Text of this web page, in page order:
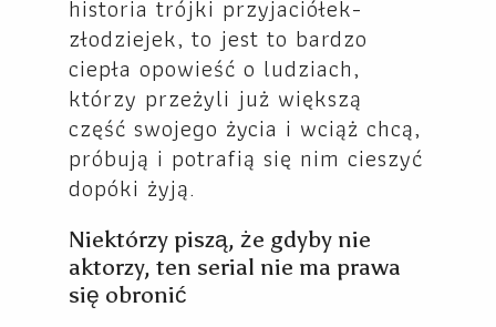
historia trójki przyjaciółek-
złodziejek, to jest to bardzo
ciepła opowieść o ludziach,
którzy przeżyli już większą
część swojego życia i wciąż chcą,
próbują i potrafią się nim cieszyć
dopóki żyją.
Niektórzy piszą, że gdyby nie
aktorzy, ten serial nie ma prawa
się obronić